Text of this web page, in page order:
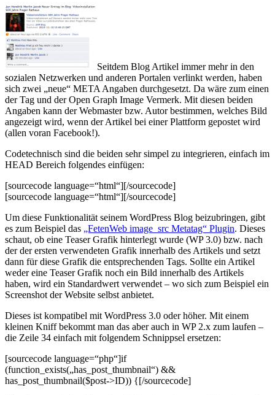
Seitdem Blog Artikel immer mehr in den
sozialen Netzwerken und anderen Portalen verlinkt werden, haben
sich zwei „neue“ META Angaben durchgesetzt. Da wäre zum einen
derTag und der Open Graph Image Vermerk. Mit diesen beiden
Angaben kann der Webmaster bzw. Autor bestimmen, welches Bild
angezeigt wird, wenn der Artikel bei einer Plattform gepostet wird
(allen voran Facebook!).
Codetechnisch sind die beiden sehr simpel zu integrieren, einfach im
HEAD Bereich folgendes einfügen:
[sourcecode language=“html“][/sourcecode]
[sourcecode language=“html“][/sourcecode]
Um diese Funktionalität seinem WordPress Blog beizubringen, gibt
es zum Beispiel das „FetenWeb image_src Metatag“ Plugin. Dieses
schaut, ob eine Teaser Grafik hinterlegt wurde (WP 3.0) bzw. nach
der der ersten verwendeten Grafik innerhalb des Artikels und setzt
dann für diese Grafik die entsprechenden Tags. Sollte ein Artikel
weder eine Teaser Grafik noch ein Bild innerhalb des Artikels
haben, wird ein Standardwert verwendet – wo sich zum Beispiel ein
Screenshot der Website selbst anbietet.
Dieses ist kompatibel mit WordPress 3.0 oder höher. Mit einem
kleinen Kniff bekommt man das aber auch in WP 2.x zum laufen –
die Zeile 34 einfach mit folgendem Schnippsel ersetzen:
[sourcecode language=“php“]if
(function_exists(„has_post_thumbnail“) &&
has_post_thumbnail($post->ID)) {[/sourcecode]